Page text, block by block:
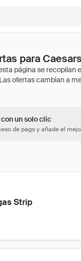
para
un solo clic
de pago y añade el
Strip